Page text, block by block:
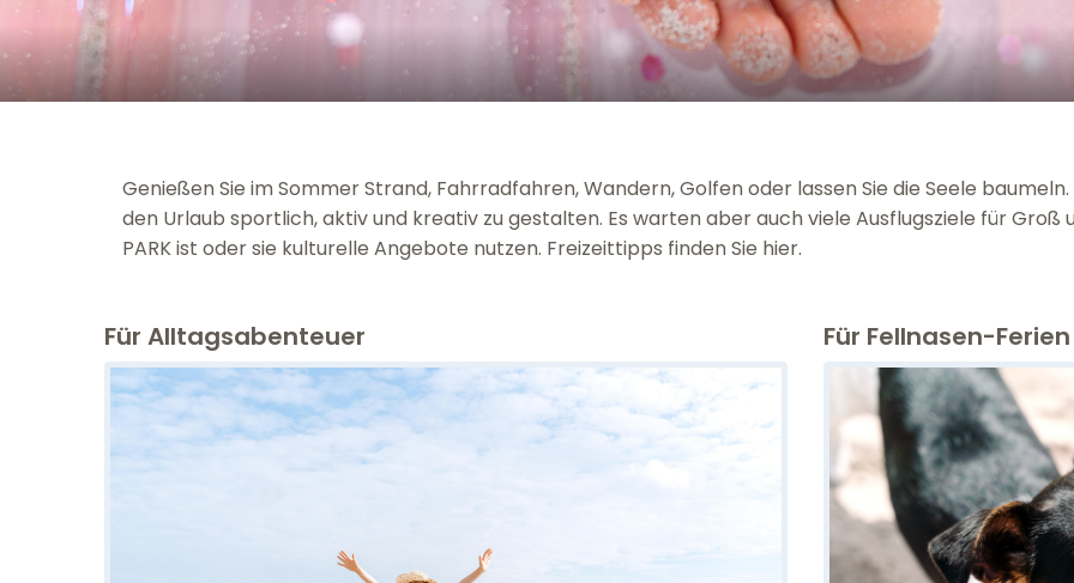
Genießen Sie im Sommer Strand, Fahrradfahren, Wandern, Golfen oder lassen Sie die Seele
den Urlaub sportlich, aktiv und kreativ zu gestalten. Es warten aber auch viele Ausflugsziele für Groß
PARK ist oder sie kulturelle Angebote nutzen. Freizeittipps finden Sie hier.
Für Alltagsabenteuer Für Fellnasen-Ferien